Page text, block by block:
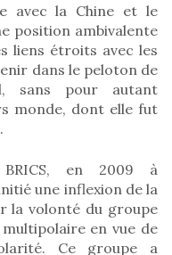
avec la Chine et le
position ambivalente
liens étroits avec les
dans le peloton de
sans pour autant
monde, dont elle fut
en 2009 à
une inflexion de la
la volonté du groupe
en vue de
Ce groupe a